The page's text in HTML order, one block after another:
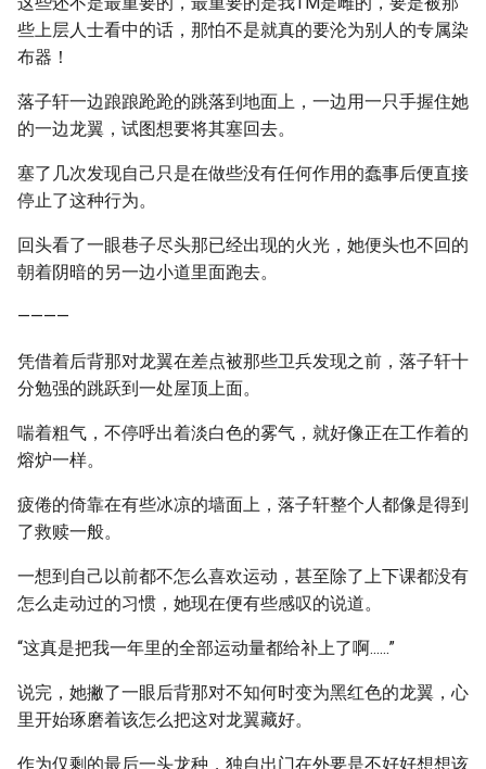
些上层人士看中的话，那怕不是就真的要沦为别人的专属染
布器！
落子轩一边踉踉跄跄的跳落到地面上，一边用一只手握住她
的一边龙翼，试图想要将其塞回去。
塞了几次发现自己只是在做些没有任何作用的蠢事后便直接
停止了这种行为。
回头看了一眼巷子尽头那已经出现的火光，她便头也不回的
朝着阴暗的另一边小道里面跑去。
————
凭借着后背那对龙翼在差点被那些卫兵发现之前，落子轩十
分勉强的跳跃到一处屋顶上面。
喘着粗气，不停呼出着淡白色的雾气，就好像正在工作着的
熔炉一样。
疲倦的倚靠在有些冰凉的墙面上，落子轩整个人都像是得到
了救赎一般。
一想到自己以前都不怎么喜欢运动，甚至除了上下课都没有
怎么走动过的习惯，她现在便有些感叹的说道。
“这真是把我一年里的全部运动量都给补上了啊......”
说完，她撇了一眼后背那对不知何时变为黑红色的龙翼，心
里开始琢磨着该怎么把这对龙翼藏好。
作为仅剩的最后一头龙种，独自出门在外要是不好好想想该